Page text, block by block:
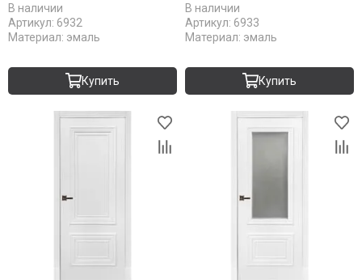
В наличии
Артикул: 6932
Материал: эмаль
Купить
В наличии
Артикул: 6933
Материал: эмаль
Купить